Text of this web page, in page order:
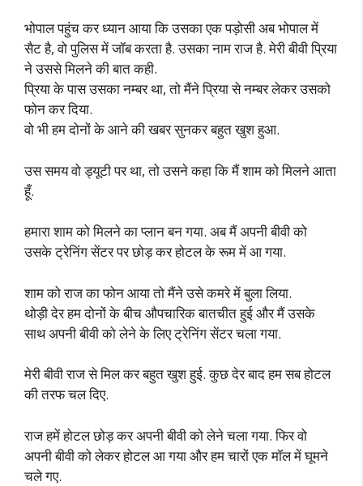
भोपाल पहुंच कर ध्यान आया कि उसका एक पड़ोसी अब भोपाल में
सैट है, वो पुलिस में जॉब करता है. उसका नाम राज है. मेरी बीवी प्रिया
ने उससे मिलने की बात कही.
प्रिया के पास उसका नम्बर था, तो मैंने प्रिया से नम्बर लेकर उसको
फोन कर दिया.
वो भी हम दोनों के आने की खबर सुनकर बहुत खुश हुआ.
उस समय वो ड्यूटी पर था, तो उसने कहा कि मैं शाम को मिलने आता
हूँ.
हमारा शाम को मिलने का प्लान बन गया. अब मैं अपनी बीवी को
उसके ट्रेनिंग सेंटर पर छोड़ कर होटल के रूम में आ गया.
शाम को राज का फोन आया तो मैंने उसे कमरे में बुला लिया.
थोड़ी देर हम दोनों के बीच औपचारिक बातचीत हुई और मैं उसके
साथ अपनी बीवी को लेने के लिए ट्रेनिंग सेंटर चला गया.
मेरी बीवी राज से मिल कर बहुत खुश हुई. कुछ देर बाद हम सब होटल
की तरफ चल दिए.
राज हमें होटल छोड़ कर अपनी बीवी को लेने चला गया. फिर वो
अपनी बीवी को लेकर होटल आ गया और हम चारों एक मॉल में घूमने
चले गए.